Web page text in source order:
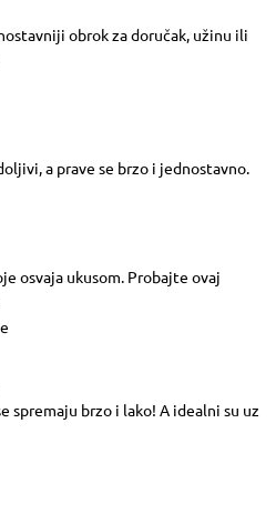
obrok za doručak, užinu ili
a prave se brzo i jednostavno.
osvaja ukusom. Probajte ovaj
spremaju brzo i lako! A idealni su uz